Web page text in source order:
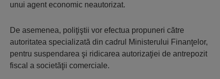
unui agent economic neautorizat.
De asemenea, poliţiştii vor efectua propuneri către
autoritatea specializată din cadrul Ministerului Finanţelor,
pentru suspendarea şi ridicarea autorizaţiei de antrepozit
fiscal a societăţii comerciale.